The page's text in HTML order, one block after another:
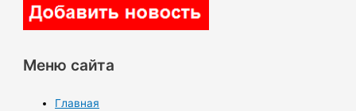
Меню сайта
Главная